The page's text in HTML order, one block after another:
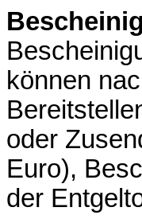
können
oder
Euro),
der